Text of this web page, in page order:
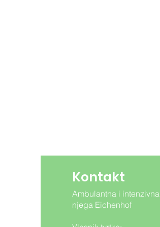
Kontakt
Ambulantna i intenzivna
njega Eichenhof